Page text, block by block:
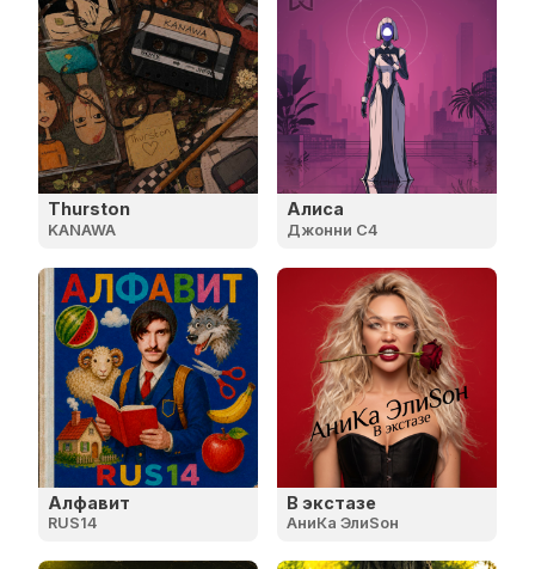
Thurston
KANAWA
Алиса
Джонни C4
Алфавит
RUS14
В экстазе
АниКа ЭлиSон